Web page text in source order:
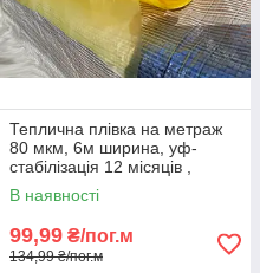
Теплична плівка на метраж
80 мкм, 6м ширина, уф-
стабілізація 12 місяців ,
(жовта).
В наявності
99,99 ₴/пог.м
134,99 ₴/пог.м